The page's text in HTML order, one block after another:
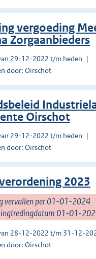
vergoeding
Zorgaanbieders
29-12-2022 t/m heden
door: Oirschot
Oirschot
29-12-2022 t/m heden
door: Oirschot
2023
vervallen per 01-01-2024
01-01-
28-12-2022 t/m 31-12-
door: Oirschot